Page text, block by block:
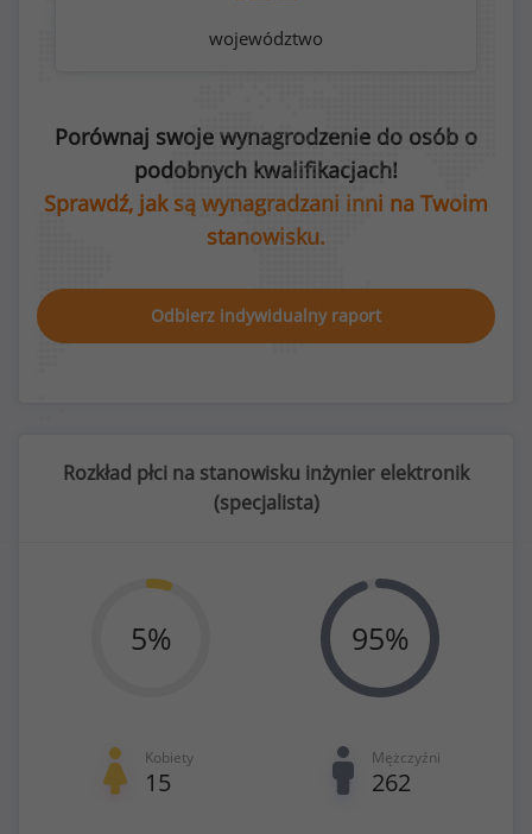
województwo
Porównaj swoje wynagrodzenie do osób o
podobnych kwalifikacjach!
Sprawdź, jak są wynagradzani inni na Twoim
stanowisku.
Odbierz indywidualny raport
Rozkład płci na stanowisku inżynier elektronik
(specjalista)
5%
Kobiety
15
95%
Mężczyźni
262